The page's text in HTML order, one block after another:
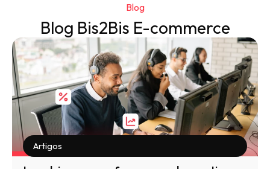
Blog
Blog Bis2Bis E-commerce
Artigos